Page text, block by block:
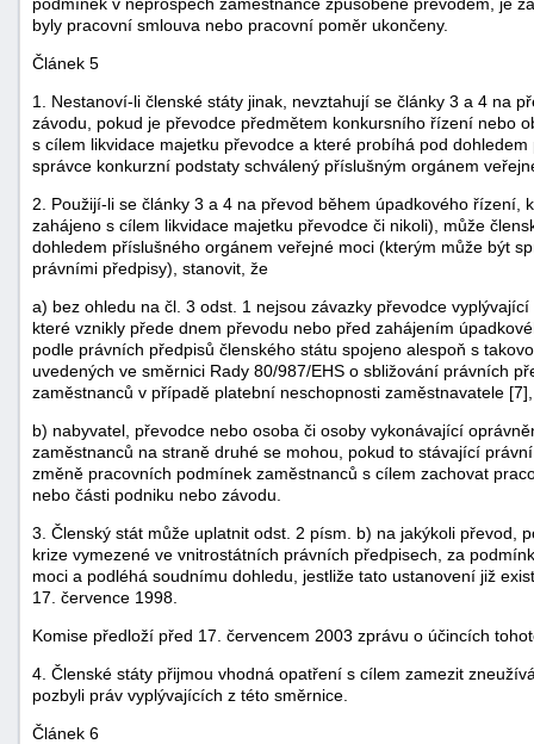
byly pracovní smlouva nebo pracovní poměr ukončeny.
Článek 5
1. Nestanoví-li členské státy jinak, nevztahují se články 3 a 4 na
závodu, pokud je převodce předmětem konkursního řízení nebo
s cílem likvidace majetku převodce a které probíhá pod
správce konkurzní podstaty schválený příslušným orgánem
2. Použijí-li se články 3 a 4 na převod během úpadkového řízení,
zahájeno s cílem likvidace majetku převodce či nikoli), může
dohledem příslušného orgánem veřejné moci (kterým může být
právními předpisy), stanovit, že
a) bez ohledu na čl. 3 odst. 1 nejsou závazky převodce
které vznikly přede dnem převodu nebo před zahájením
podle právních předpisů členského státu spojeno alespoň s
uvedených ve směrnici Rady 80/987/EHS o sbližování právních
zaměstnanců v případě platební neschopnosti zaměstnavatele
b) nabyvatel, převodce nebo osoba či osoby vykonávající
zaměstnanců na straně druhé se mohou, pokud to stávající
změně pracovních podmínek zaměstnanců s cílem zachovat
nebo části podniku nebo závodu.
3. Členský stát může uplatnit odst. 2 písm. b) na jakýkoli převod,
krize vymezené ve vnitrostátních právních předpisech, za
moci a podléhá soudnímu dohledu, jestliže tato ustanovení již
17. července 1998.
Komise předloží před 17. červencem 2003 zprávu o účincích
4. Členské státy přijmou vhodná opatření s cílem zamezit
pozbyli práv vyplývajících z této směrnice.
Článek 6